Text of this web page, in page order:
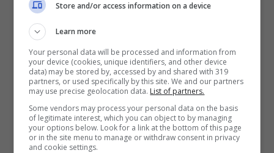
Store and/or access information on a device
Learn more
Your personal data will be processed and information from
your device (cookies, unique identifiers, and other device
data) may be stored by, accessed by and shared with 319
partners, or used specifically by this site. We and our partners
may use precise geolocation data. List of partners.
Some vendors may process your personal data on the basis
of legitimate interest, which you can object to by managing
your options below. Look for a link at the bottom of this page
or in the site menu to manage or withdraw consent in privacy
and cookie settings.